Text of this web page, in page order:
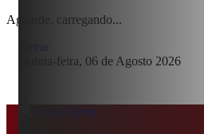
Aguarde, carregando...
Quinta-feira, 06 de Agosto 2026